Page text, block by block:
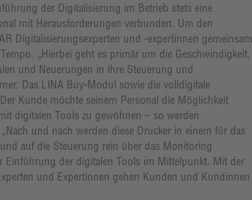
der Digitalisierung im Betrieb stets eine
mit Herausforderungen verbunden. Um den
Digitalisierungsexperten und -expertinnen gemeinsam
„Hierbei geht es primär um die Geschwindigkeit,
und Neuerungen in ihre Steuerung und
Das LINA Buy-Modul sowie die volldigitale
Kunde möchte seinem Personal die Möglichkeit
digitalen Tools zu gewöhnen – so werden
und nach werden diese Drucker in einem für das
auf die Steuerung rein über das Monitoring
Einführung der digitalen Tools im Mittelpunkt. Mit der
und Expertinnen gehen Kunden und Kundinnen